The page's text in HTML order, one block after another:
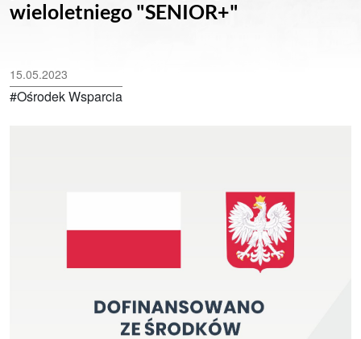
wieloletniego "SENIOR+"
15.05.2023
#Ośrodek Wsparcia